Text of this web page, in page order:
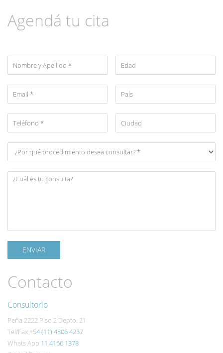
Agendá tu cita
ENVIAR
Contacto
Consultorio
Peña 2222 Piso 2 Depto. 21
Tel/Fax+54 (11) 4806 4237
Whats App 11 4166 1378